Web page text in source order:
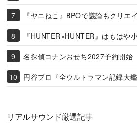
『ヤニねこ』BPOで議論もクリエ
『HUNTER×HUNTER』はもはや
名探偵コナンおせち2027予約開始
円谷プロ『全ウルトラマン記録大鑑
リアルサウンド厳選記事